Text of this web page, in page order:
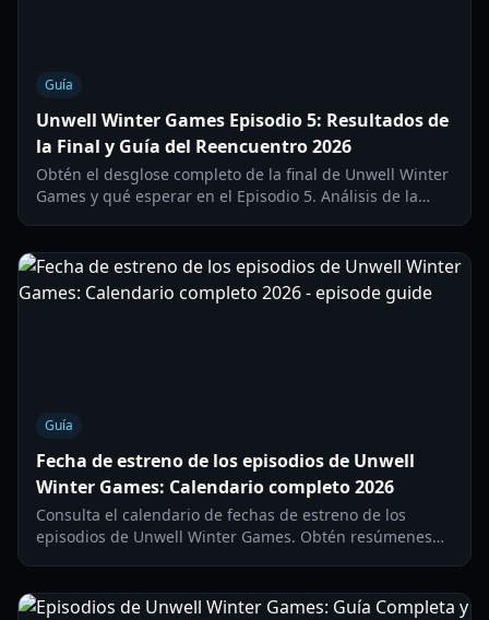
Guía
Unwell Winter Games Episodio 5: Resultados de
la Final y Guía del Reencuentro 2026
Obtén el desglose completo de la final de Unwell Winter
Games y qué esperar en el Episodio 5. Análisis de la
Guía
Fecha de estreno de los episodios de Unwell
Winter Games: Calendario completo 2026
Consulta el calendario de fechas de estreno de los
episodios de Unwell Winter Games. Obtén resúmenes
reparto para 2026.